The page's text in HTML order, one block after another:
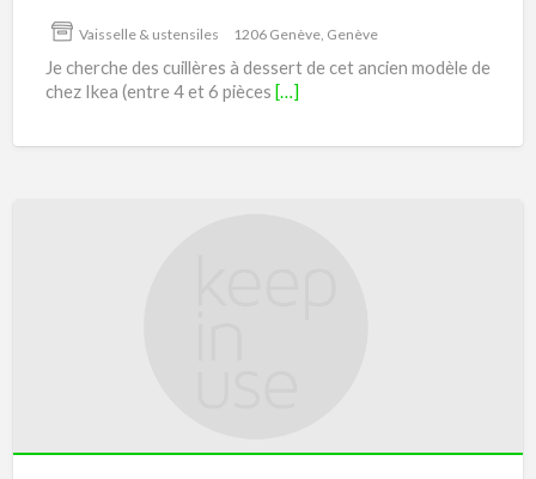
Vaisselle & ustensiles 1206 Genève, Genève
Je cherche des cuillères à dessert de cet ancien modèle de
chez Ikea (entre 4 et 6 pièces […]